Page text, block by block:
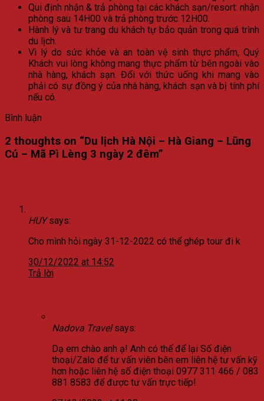
Qui định nhận & trả phòng tại các khách sạn/resort: nhận
phòng sau 14H00 và trả phòng trước 12H00.
Hành lý và tư trang du khách tự bảo quản trong quá trình
du lịch.
Vì lý do sức khỏe và an toàn vệ sinh thực phẩm, Quý
Khách vui lòng không mang thực phẩm từ bên ngoài vào
nhà hàng, khách sạn. Đối với thức uống khi mang vào
phải có sự đồng ý của nhà hàng, khách sạn và bị tính phí
nếu có.
Bình luận
2 thoughts on “Du lịch Hà Nội – Hà Giang – Lũng
Cú – Mã Pì Lèng 3 ngày 2 đêm”
HUY says:
Cho mình hỏi ngày 31-12-2022 có thể ghép tour đi k
30/12/2022 at 14:52
Trả lời
Nadova Travel says:
Dạ em chào anh ạ! Anh có thể để lại Số điện
thoại/Zalo để tư vấn viên bên em liên hệ tư vấn kỹ
hơn hoặc liên hệ số điện thoại 0977 311 466 / 083
881 8583 để được tư vấn trực tiếp!